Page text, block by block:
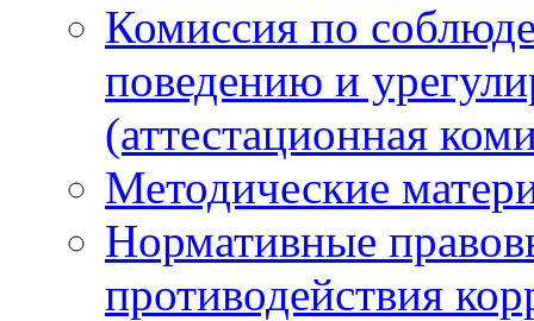
Комиссия по
поведению и
(аттестационная
Методические
Нормативные
противодействия